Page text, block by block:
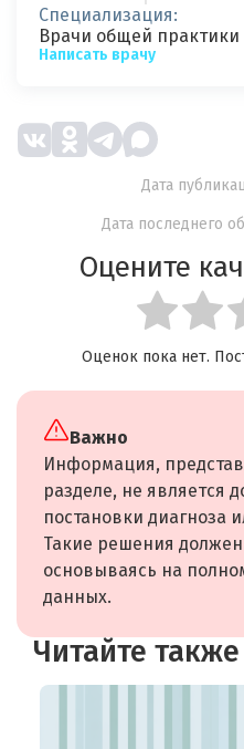
Специализация:
Врачи общей практики
Написать врачу
Дата
Дата последнего
Оцените
Оценок пока нет.
Важно
Информация,
разделе, не является
постановки диагноза
Такие решения
основываясь на
данных.
Читайте также